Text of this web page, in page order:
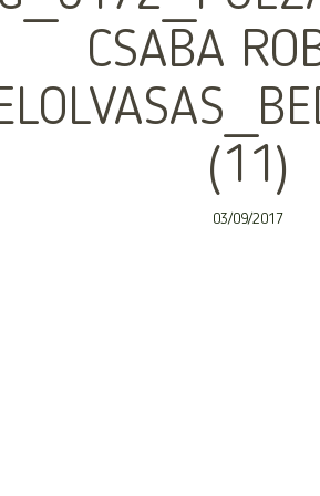
CSABA
(11)
03/09/2017